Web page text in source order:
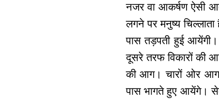
नजर वा आकर्षण ऐसी
लगने पर मनुष्य
पास तड़पती हुई
दूसरे तरफ विकारों की
की आग। चारों ओर आग
पास भागते हुए आयेंगे।